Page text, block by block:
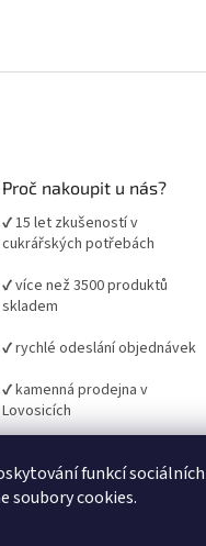
funkcí
soubory cookies.
Proč nakoupit u nás?
✔ 15 let zkušeností v
cukrářských potřebách
✔ více než 3500 produktů
skladem
✔ rychlé odeslání objednávek
✔ kamenná prodejna v
Lovosicích
pro domácí i profesionální
pečení